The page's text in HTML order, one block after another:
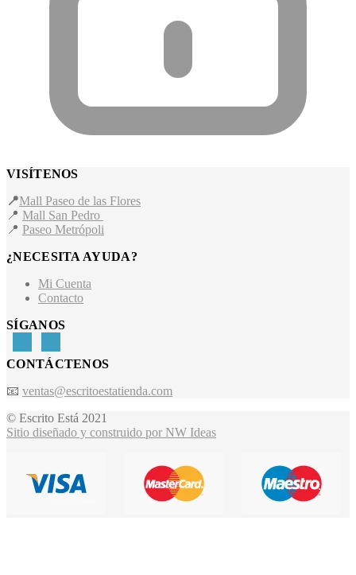
VISÍTENOS
📍Mall Paseo de las Flores
📍 Mall San Pedro
📍 Paseo Metrópoli
¿NECESITA AYUDA?
Mi Cuenta
Contacto
SÍGANOS
CONTÁCTENOS
📧 ventas@escritoestatienda.com
© Escrito Está 2021
Sitio diseñado y construido por NW Ideas